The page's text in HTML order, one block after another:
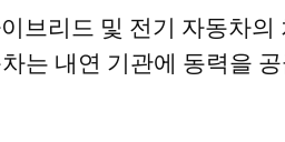
브리드 및 전기 자동차
는 내연 기관에 동력을